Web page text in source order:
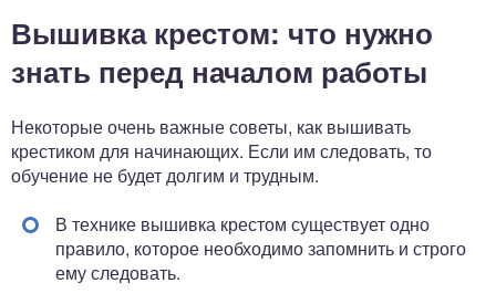
Вышивка крестом: что нужно
знать перед началом работы
Некоторые очень важные советы, как вышивать
крестиком для начинающих. Если им следовать, то
обучение не будет долгим и трудным.
В технике вышивка крестом существует одно
правило, которое необходимо запомнить и строго
ему следовать.